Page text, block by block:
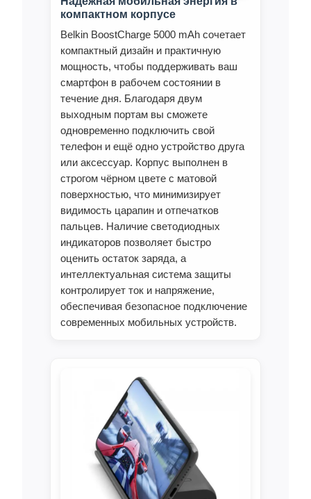
компактном корпусе
Belkin BoostCharge 5000 mAh сочетает
компактный дизайн и практичную
мощность, чтобы поддерживать ваш
смартфон в рабочем состоянии в
течение дня. Благодаря двум
выходным портам вы сможете
одновременно подключить свой
телефон и ещё одно устройство друга
или аксессуар. Корпус выполнен в
строгом чёрном цвете с матовой
поверхностью, что минимизирует
видимость царапин и отпечатков
пальцев. Наличие светодиодных
индикаторов позволяет быстро
оценить остаток заряда, а
интеллектуальная система защиты
контролирует ток и напряжение,
обеспечивая безопасное подключение
современных мобильных устройств.